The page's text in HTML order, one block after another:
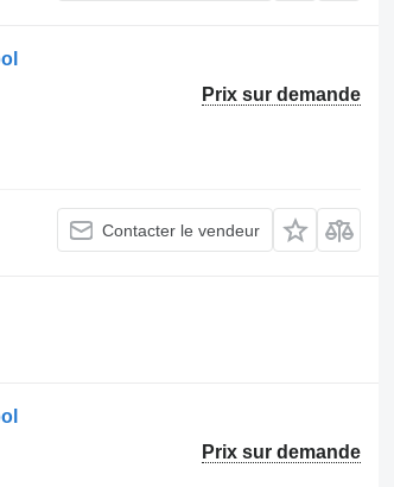
Prix sur demande
Contacter le vendeur
Prix sur demande